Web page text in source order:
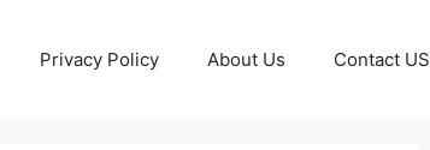
Privacy Policy About Us Contact US